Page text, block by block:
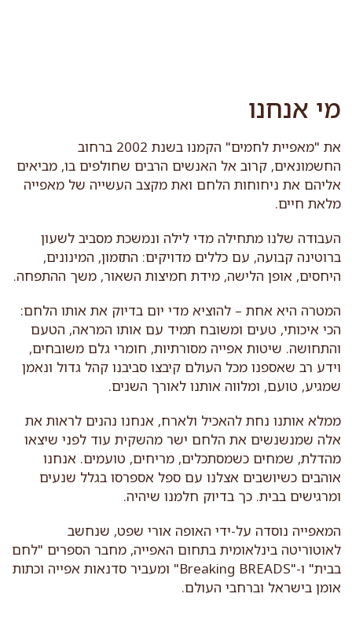
מי אנחנו
את "מאפיית לחמים" הקמנו בשנת 2002 ברחוב
החשמונאים, קרוב אל האנשים הרבים שחולפים בו, מביאים
אליהם את ניחוחות הלחם ואת מקצב העשייה של מאפייה
מלאת חיים.
העבודה שלנו מתחילה מדי לילה ונמשכת מסביב לשעון
ברוטינה קבועה, עם כללים מדויקים: התזמון, המינונים,
היחסים, אופן הלישה, מידת חמיצות השאור, משך ההתפחה.
המטרה היא אחת – להוציא מדי יום בדיוק את אותו הלחם:
הכי איכותי, טעים ומשובח תמיד עם אותו המראה, הטעם
והתחושה. שיטות אפייה מסורתיות, חומרי גלם משובחים,
וידע רב שאספנו מכל העולם קיבצו סביבנו קהל גדול ונאמן
שמגיע, טועם, ומלווה אותנו לאורך השנים.
ממלא אותנו נחת להאכיל ולארח, אנחנו נהנים לראות את
אלה שמנשנשים את הלחם ישר מהשקית עוד לפני שיצאו
מהדלת, שמחים כשמסתכלים, מריחים, טועמים. אנחנו
אוהבים כשיושבים אצלנו עם ספל אספרסו בגלל שנעים
ומרגישים בבית. כך בדיוק חלמנו שיהיה.
המאפייה נוסדה על-ידי האופה אורי שפט, שנחשב
לאוטוריטה בינלאומית בתחום האפייה, מחבר הספרים "לחם
בבית" ו-"Breaking BREADS" ומעביר סדנאות אפייה וכתות
אומן בישראל וברחבי העולם.